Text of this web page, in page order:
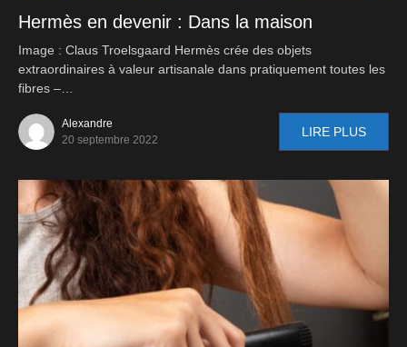
Hermès en devenir : Dans la maison
Image : Claus Troelsgaard Hermès crée des objets
extraordinaires à valeur artisanale dans pratiquement toutes les
fibres –…
Alexandre
20 septembre 2022
LIRE PLUS